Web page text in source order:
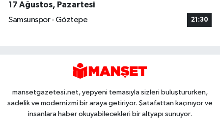
17 Ağustos, Pazartesi
Samsunspor - Göztepe
21:30
mansetgazetesi.net, yepyeni temasıyla sizleri buluştururken,
sadelik ve modernizmi bir araya getiriyor. Şatafattan kaçınıyor ve
insanlara haber okuyabilecekleri bir altyapı sunuyor.